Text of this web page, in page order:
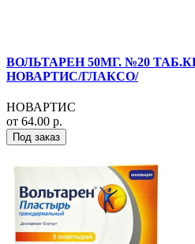
ВОЛЬТАРЕН 50МГ. №20
НОВАРТИС/ГЛАКСО/
НОВАРТИС
от 64.00 р.
Под заказ